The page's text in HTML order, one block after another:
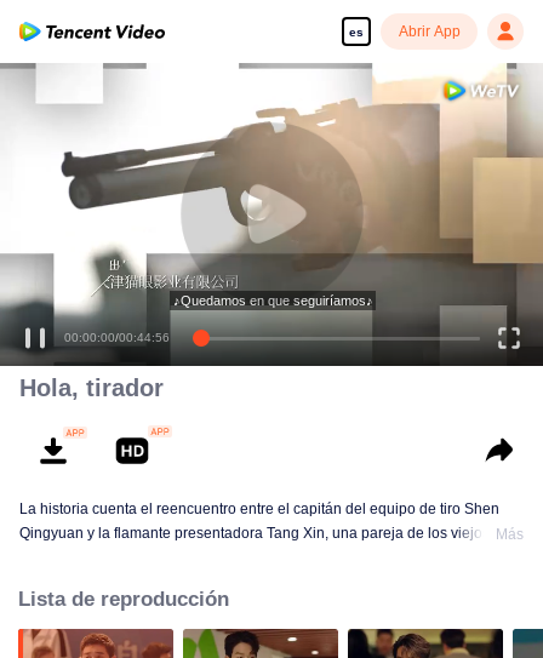
es Abrir App
00:00:00/00:44:56
♪Quedamos en que seguiríamos♪
Hola, tirador
La historia cuenta el reencuentro entre el capitán del equipo de tiro Shen
Qingyuan y la flamante presentadora Tang Xin, una pareja de los viejos
Más
Lista de reproducción